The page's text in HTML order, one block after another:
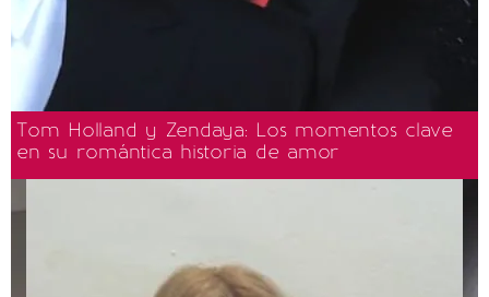
Tom Holland y Zendaya: Los momentos clave
en su romántica historia de amor